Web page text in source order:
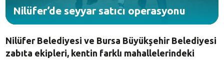
Nilüfer’de seyyar satıcı operasyonu
Nilüfer Belediyesi ve Bursa Büyükşehir Belediyesi
zabıta ekipleri, kentin farklı mahallelerindeki